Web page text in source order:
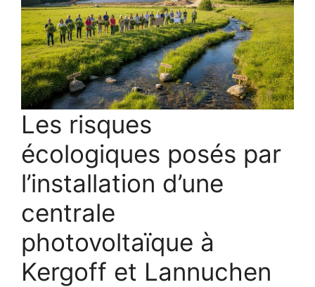
Les risques
écologiques posés par
l’installation d’une
centrale
photovoltaïque à
Kergoff et Lannuchen